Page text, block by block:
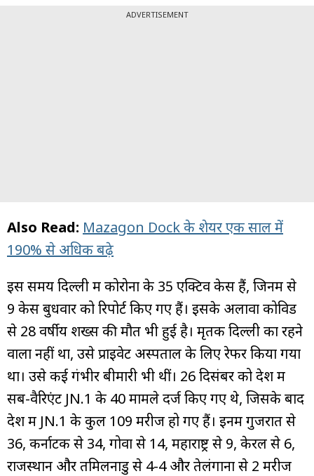
ADVERTISEMENT
Also Read: Mazagon Dock के शेयर एक साल में
190% से अधिक बढ़े
इस समय दिल्ली में कोरोना के 35 एक्टिव केस हैं, जिनमें से
9 केस बुधवार को रिपोर्ट किए गए हैं। इसके अलावा कोविड
से 28 वर्षीय शख्स की मौत भी हुई है। मृतक दिल्ली का रहने
वाला नहीं था, उसे प्राइवेट अस्पताल के लिए रेफर किया गया
था। उसे कई गंभीर बीमारी भी थीं। 26 दिसंबर को देश में
सब-वैरिएंट JN.1 के 40 मामले दर्ज किए गए थे, जिसके बाद
देश में JN.1 के कुल 109 मरीज हो गए हैं। इनमें गुजरात से
36, कर्नाटक से 34, गोवा से 14, महाराष्ट्र से 9, केरल से 6,
राजस्थान और तमिलनाडु से 4-4 और तेलंगाना से 2 मरीज